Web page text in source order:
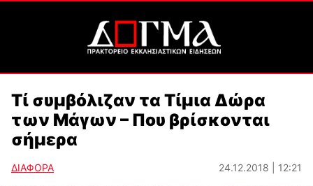
Τί συμβόλιζαν τα Τίμια Δώρα
των Μάγων – Που βρίσκονται
σήμερα
ΔΙΑΦΟΡΑ 24.12.2018 | 12:21